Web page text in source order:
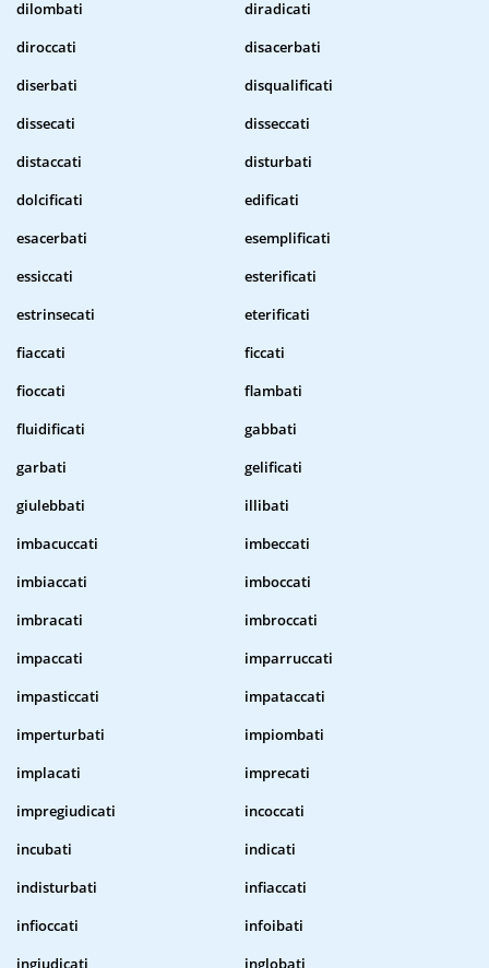
dilombati
diradicati
diroccati
disacerbati
diserbati
disqualificati
dissecati
disseccati
distaccati
disturbati
dolcificati
edificati
esacerbati
esemplificati
essiccati
esterificati
estrinsecati
eterificati
fiaccati
ficcati
fioccati
flambati
fluidificati
gabbati
garbati
gelificati
giulebbati
illibati
imbacuccati
imbeccati
imbiaccati
imboccati
imbracati
imbroccati
impaccati
imparruccati
impasticcati
impataccati
imperturbati
impiombati
implacati
imprecati
impregiudicati
incoccati
incubati
indicati
indisturbati
infiaccati
infioccati
infoibati
ingiudicati
inglobati